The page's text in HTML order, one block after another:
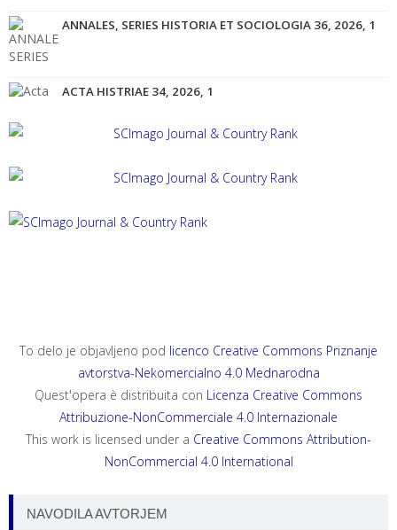
ANNALES, SERIES HISTORIA ET SOCIOLOGIA 36, 2026, 1
ACTA HISTRIAE 34, 2026, 1
ANNALES, SERIES HISTORIA ET SOCIOLOGIA 35, 2025, 4
To delo je objavljeno pod licenco Creative Commons Priznanje
avtorstva-Nekomercialno 4.0 Mednarodna
Quest'opera è distribuita con Licenza Creative Commons
Attribuzione-NonCommerciale 4.0 Internazionale
This work is licensed under a Creative Commons Attribution-
NonCommercial 4.0 International
NAVODILA AVTORJEM